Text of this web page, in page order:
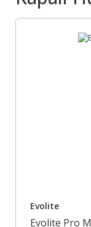
Evolite
Evolite Pro